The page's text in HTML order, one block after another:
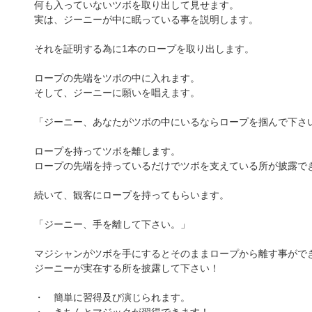
何も入っていないツボを取り出して見せます。
実は、ジーニーが中に眠っている事を説明します。
それを証明する為に1本のロープを取り出します。
ロープの先端をツボの中に入れます。
そして、ジーニーに願いを唱えます。
「ジーニー、あなたがツボの中にいるならロープを掴んで下さ
ロープを持ってツボを離します。
ロープの先端を持っているだけでツボを支えている所が披露で
続いて、観客にロープを持ってもらいます。
「ジーニー、手を離して下さい。」
マジシャンがツボを手にするとそのままロープから離す事がで
ジーニーが実在する所を披露して下さい！
・ 簡単に習得及び演じられます。